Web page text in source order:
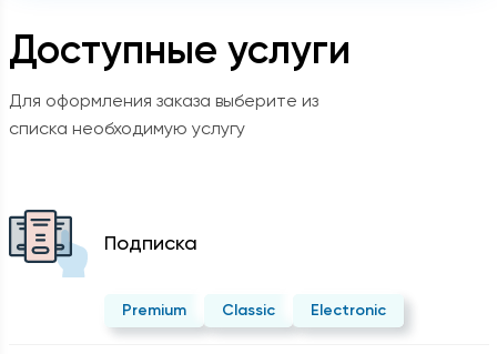
Доступные услуги
Для оформления заказа выберите из
списка необходимую услугу
Подписка
Premium Classic Electronic